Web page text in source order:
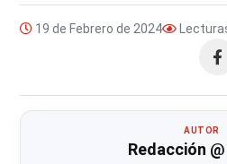
19 de Febrero de 2024
AUTOR
Redacción